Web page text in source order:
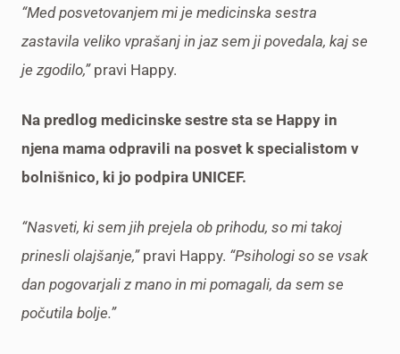
“Med posvetovanjem mi je medicinska sestra
zastavila veliko vprašanj in jaz sem ji povedala, kaj se
je zgodilo,”pravi Happy.
Na predlog medicinske sestre sta se Happy in
njena mama odpravili na posvet k specialistom v
bolnišnico, ki jo podpira UNICEF.
“Nasveti, ki sem jih prejela ob prihodu, so mi takoj
prinesli olajšanje,”pravi Happy. “Psihologi so se vsak
dan pogovarjali z mano in mi pomagali, da sem se
počutila bolje.”